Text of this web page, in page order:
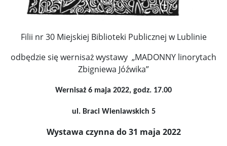
Filii nr 30 Miejskiej Biblioteki Publicznej w Lublinie
odbędzie się wernisaż wystawy „MADONNY linorytach
Zbigniewa Jóźwika”
Wernisaż 6 maja 2022, godz. 17.00
ul. Braci Wieniawskich 5
Wystawa czynna do 31 maja 2022